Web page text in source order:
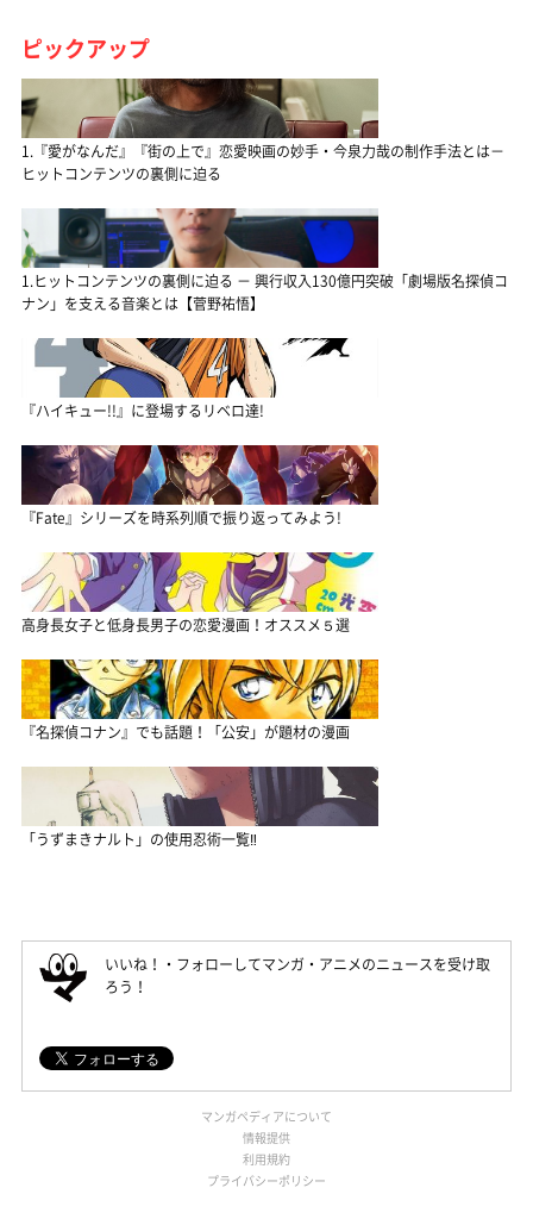
ピックアップ
1.『愛がなんだ』『街の上で』恋愛映画の妙手・今泉力哉の制作手法とは－
ヒットコンテンツの裏側に迫る
1.ヒットコンテンツの裏側に迫る － 興行収入130億円突破「劇場版名探偵コ
ナン」を支える音楽とは【菅野祐悟】
『ハイキュー!!』に登場するリベロ達!
『Fate』シリーズを時系列順で振り返ってみよう!
高身長女子と低身長男子の恋愛漫画！オススメ５選
『名探偵コナン』でも話題！「公安」が題材の漫画
「うずまきナルト」の使用忍術一覧‼
いいね！・フォローしてマンガ・アニメのニュースを受け取
ろう！
マンガペディアについて
情報提供
利用規約
プライバシーポリシー